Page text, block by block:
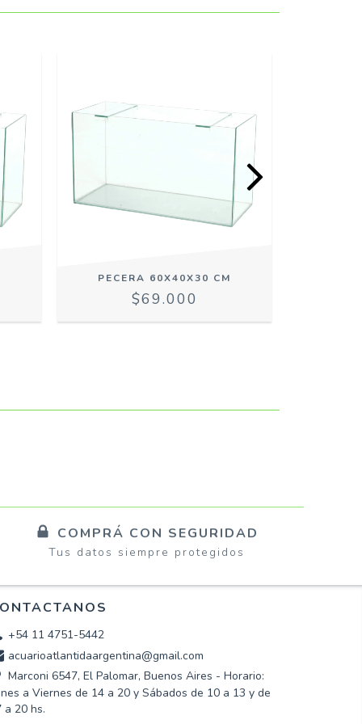
PECERA 60X40X30 CM
$69.000
COMPRÁ CON SEGURIDAD
Tus datos siempre protegidos
+54 11 4751-5442
acuarioatlantidaargentina@gmail.com
Marconi 6547, El Palomar, Buenos Aires - Horario:
a Viernes de 14 a 20 y Sábados de 10 a 13 y de
a 20 hs.